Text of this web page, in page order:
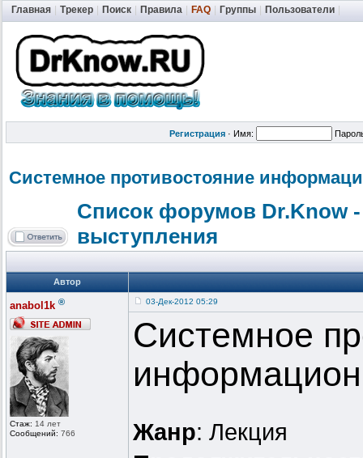
Главная Трекер Поиск Правила FAQ Группы Пользователи
Регистрация · Имя:
Системное противостояние
Список форумов Dr.Know
выступления
Автор
anabol1k ®
Стаж: 14 лет
Сообщений: 766
03-Дек-2012 05:29
Системное
Жанр: Лекция